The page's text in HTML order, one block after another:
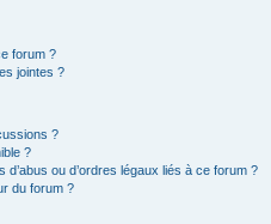
forum ?
jointes ?
?
?
ou d’ordres légaux liés à ce forum ?
du forum ?